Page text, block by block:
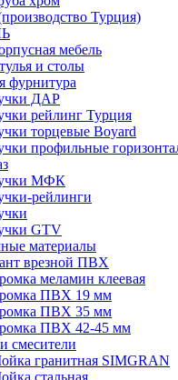
Турция)
мебель
и столы
фурнитура
ДАР
рейлинг Турция
торцевые Boyard
профильные
МФК
рейлинги
GTV
материалы
врезной ПВХ
меламин клеевая
ПВХ 19 мм
ПВХ 35 мм
ПВХ 42-45 мм
смесители
гранитная SIMGRAN
стальная